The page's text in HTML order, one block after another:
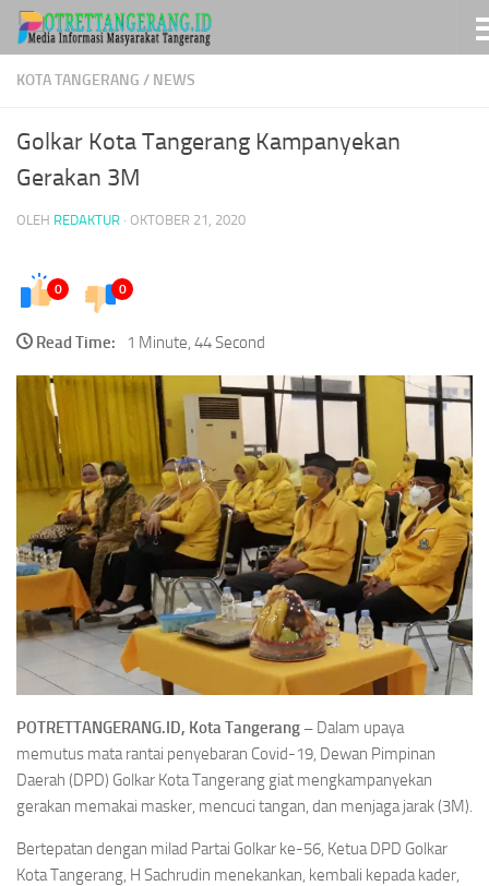
Skip to content
KOTA TANGERANG / NEWS
Golkar Kota Tangerang Kampanyekan
Gerakan 3M
OLEH REDAKTUR · OKTOBER 21, 2020
0 0
Read Time: 1 Minute, 44 Second
POTRETTANGERANG.ID, Kota Tangerang – Dalam upaya
memutus mata rantai penyebaran Covid-19, Dewan Pimpinan
Daerah (DPD) Golkar Kota Tangerang giat mengkampanyekan
gerakan memakai masker, mencuci tangan, dan menjaga jarak (3M).
Bertepatan dengan milad Partai Golkar ke-56, Ketua DPD Golkar
Kota Tangerang, H Sachrudin menekankan, kembali kepada kader,